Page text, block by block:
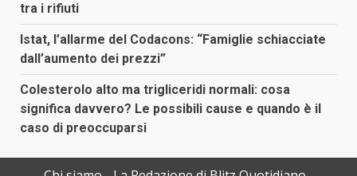
tra i rifiuti
Istat, l’allarme del Codacons: “Famiglie schiacciate
dall’aumento dei prezzi”
Colesterolo alto ma trigliceridi normali: cosa
significa davvero? Le possibili cause e quando è il
caso di preoccuparsi